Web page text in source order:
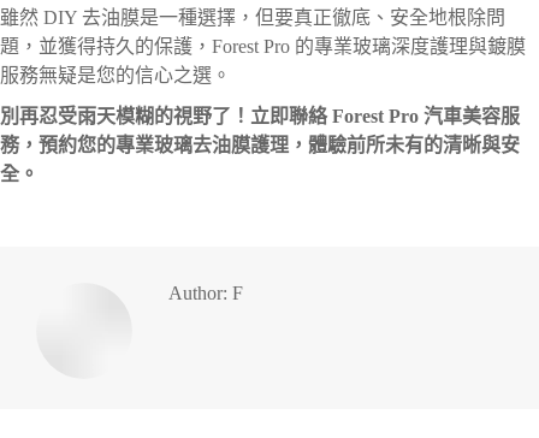
雖然 DIY 去油膜是一種選擇，但要真正徹底、安全地根除問
題，並獲得持久的保護，Forest Pro 的專業玻璃深度護理與鍍膜
服務無疑是您的信心之選。
別再忍受雨天模糊的視野了！立即聯絡 Forest Pro 汽車美容服
務，預約您的專業玻璃去油膜護理，體驗前所未有的清晰與安
全。
Author: F